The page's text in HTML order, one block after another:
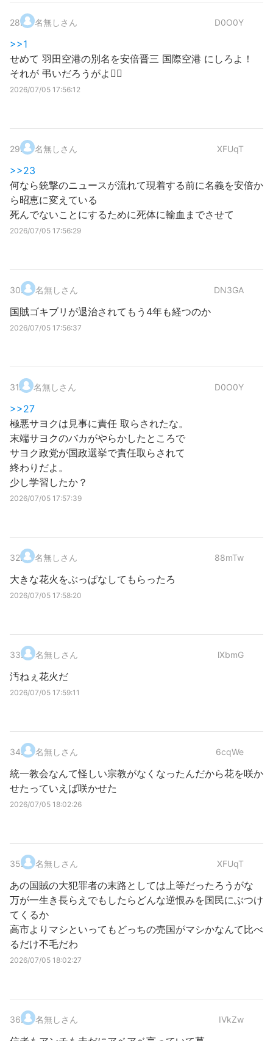
28. 名無しさん D0O0Y
>>1
せめて 羽田空港の別名を安倍晋三 国際空港 にしろよ！
それが 弔いだろうがよ😮‍💨
2026/07/05 17:56:12
29. 名無しさん XFUqT
>>23
何なら銃撃のニュースが流れて現着する前に名義を安倍か
ら昭恵に変えている
死んでないことにするために死体に輸血までさせて
2026/07/05 17:56:29
30. 名無しさん DN3GA
国賊ゴキブリが退治されてもう4年も経つのか
2026/07/05 17:56:37
31. 名無しさん D0O0Y
>>27
極悪サヨクは見事に責任 取らされたな。
末端サヨクのバカがやらかしたところで
サヨク政党が国政選挙で責任取らされて
終わりだよ。
少し学習したか？
2026/07/05 17:57:39
32. 名無しさん 88mTw
大きな花火をぶっぱなしてもらったろ
2026/07/05 17:58:20
33. 名無しさん lXbmG
汚ねぇ花火だ
2026/07/05 17:59:11
34. 名無しさん 6cqWe
統一教会なんて怪しい宗教がなくなったんだから花を咲か
せたっていえば咲かせた
2026/07/05 18:02:26
35. 名無しさん XFUqT
あの国賊の大犯罪者の末路としては上等だったろうがな
万が一生き長らえでもしたらどんな逆恨みを国民にぶつけ
てくるか
高市よりマシといってもどっちの売国がマシかなんて比べ
るだけ不毛だわ
2026/07/05 18:02:27
36. 名無しさん IVkZw